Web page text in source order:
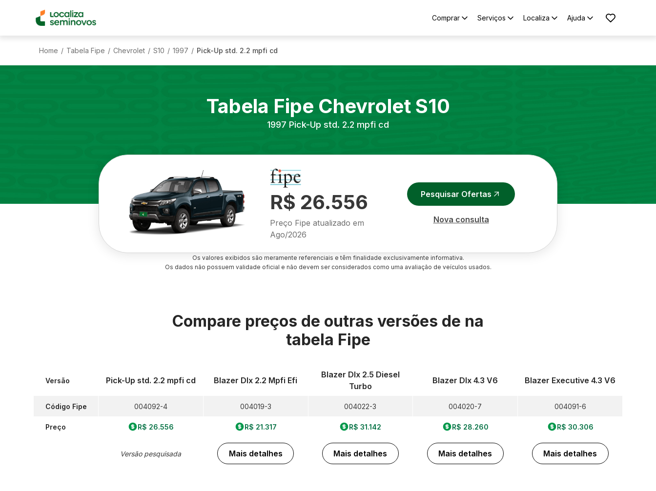
Comprar Serviços Localiza Ajuda
Home / Tabela Fipe / Chevrolet / S10 / 1997 / Pick-Up std. 2.2 mpfi cd
Tabela Fipe Chevrolet S10
1997 Pick-Up std. 2.2 mpfi cd
R$ 26.556
Preço Fipe atualizado em
Ago/2026
Pesquisar Ofertas
Nova consulta
Os valores exibidos são meramente referenciais e têm finalidade exclusivamente informativa.
Os dados não possuem validade oficial e não devem ser considerados como uma avaliação de veículos usados.
Compare preços de outras versões de na
tabela Fipe
Versão
Código Fipe
Preço
Pick-Up std. 2.2 mpfi cd
004092-4
R$ 26.556
Versão pesquisada
Blazer Dlx 2.2 Mpfi Efi
004019-3
R$ 21.317
Mais detalhes
Blazer Dlx 2.5 Diesel
Turbo
004022-3
R$ 31.142
Mais detalhes
Blazer Dlx 4.3 V6
004020-7
R$ 28.260
Mais detalhes
Blazer Executive 4.3 V6
004091-6
R$ 30.306
Mais detalhes